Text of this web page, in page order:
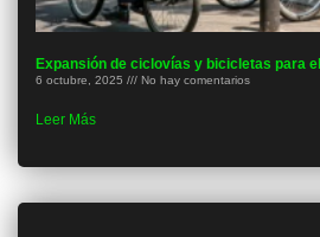
Expansión de ciclovías y bicicletas para
6 octubre, 2025 No hay comentarios
Leer Más